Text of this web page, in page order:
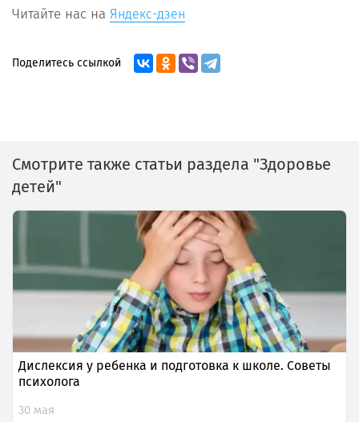
Читайте нас на Яндекс-дзен
Поделитесь ссылкой
Смотрите также статьи раздела "Здоровье
детей"
Дислексия у ребенка и подготовка к школе. Советы
психолога
30 мая